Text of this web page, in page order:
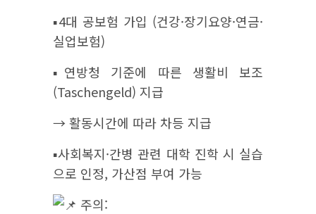
▪︎4대 공보험 가입 (건강·장기요양·연금·
실업보험)
▪︎연방청 기준에 따른 생활비 보조
(Taschengeld) 지급
→ 활동시간에 따라 차등 지급
▪︎사회복지·간병 관련 대학 진학 시 실습
으로 인정, 가산점 부여 가능
주의: